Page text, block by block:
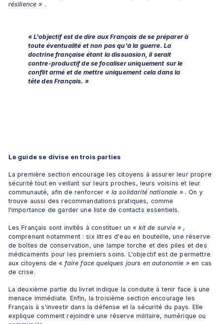
résilience » .
« L'objectif est de dire aux Français de se préparer à
toute éventualité et non pas qu'à la guerre. La
doctrine française étant la dissuasion, il serait
contre-productif de se focaliser uniquement sur le
conflit armé et de mettre uniquement cela dans la
tête des Français. »
Le guide se divise en trois parties
La première section encourage les citoyens à assurer leur propre
sécurité tout en veillant sur leurs proches, leurs voisins et leur
communauté, afin de renforcer « la solidarité nationale » . On y
trouve aussi des recommandations pratiques, comme
l'importance de garder une liste de contacts essentiels.
Les Français sont invités à constituer un « kit de survie » ,
comprenant notamment : six litres d'eau en bouteille, une réserve
de boîtes de conservation, une lampe torche et des piles et des
médicaments pour les premiers soins. L'objectif est de permettre
aux citoyens de « faire face quelques jours en autonomie » en cas
de crise.
La deuxième partie du livret indique la conduite à tenir face à une
menace immédiate. Enfin, la troisième section encourage les
Français à s'investir dans la défense et la sécurité du pays. Elle
explique comment rejoindre une réserve militaire, numérique ou